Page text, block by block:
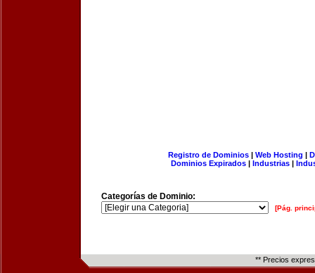
Registro de Dominios| Web Hosting |
Dominios Expirados | Industrias |
Categorías de Dominio:
[Pág.
** Precios